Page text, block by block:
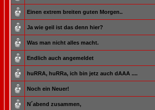
Einen extrem breiten guten Morgen..
Ja wie geil ist das denn hier?
Was man nicht alles macht.
Endlich auch angemeldet
huRRA, huRRa, ich bin jetz auch dAAA ....
Noch ein Neuer!
N´abend zusammen,